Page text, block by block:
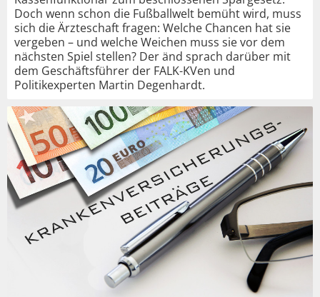
Doch wenn schon die Fußballwelt bemüht wird, muss
sich die Ärzteschaft fragen: Welche Chancen hat sie
vergeben – und welche Weichen muss sie vor dem
nächsten Spiel stellen? Der änd sprach darüber mit
dem Geschäftsführer der FALK-KVen und
Politikexperten Martin Degenhardt.